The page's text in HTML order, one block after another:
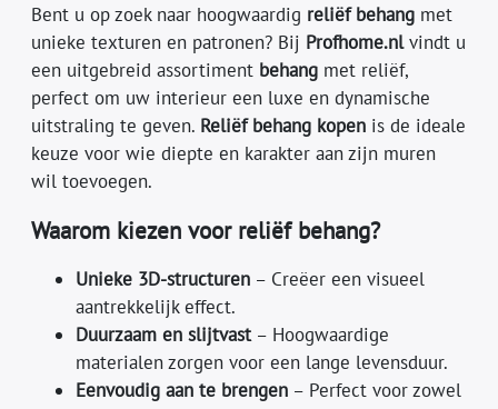
Bent u op zoek naar hoogwaardig reliëf behang met
unieke texturen en patronen? Bij Profhome.nlvindt u
een uitgebreid assortiment behang met reliëf,
perfect om uw interieur een luxe en dynamische
uitstraling te geven. Reliëf behang kopen is de ideale
keuze voor wie diepte en karakter aan zijn muren
wil toevoegen.
Waarom kiezen voor reliëf behang?
Unieke 3D-structuren – Creëer een visueel
aantrekkelijk effect.
Duurzaam en slijtvast– Hoogwaardige
materialen zorgen voor een lange levensduur.
Eenvoudig aan te brengen – Perfect voor zowel